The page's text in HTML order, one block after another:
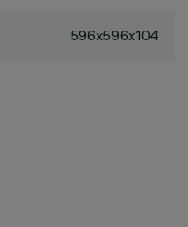
596x596x104